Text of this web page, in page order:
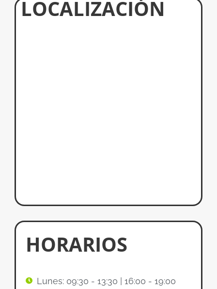
LOCALIZACIÓN
HORARIOS
Lunes: 09:30 - 13:30 | 16:00 - 19:00